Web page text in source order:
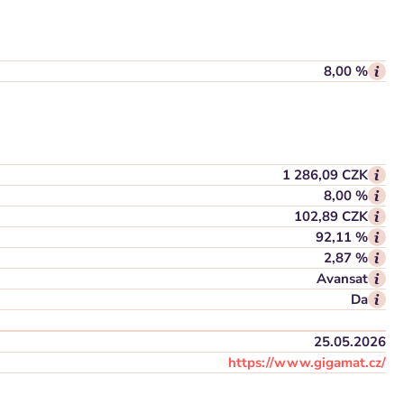
8,00 %
1 286,09 CZK
8,00 %
102,89 CZK
92,11 %
2,87 %
Avansat
Da
25.05.2026
https://www.gigamat.cz/